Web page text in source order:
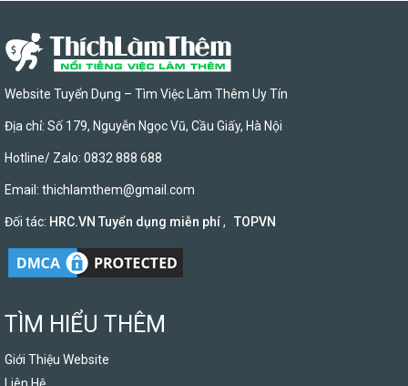
Website Tuyển Dụng – Tìm Việc Làm Thêm Uy Tín
Địa chỉ: Số 179, Nguyễn Ngọc Vũ, Cầu Giấy, Hà Nội
Hotline/ Zalo: 0832 888 688
Email: thichlamthem@gmail.com
Đối tác: HRC.VN Tuyển dụng miễn phí, TOPVN
TÌM HIỂU THÊM
Giới Thiệu Website
Liên Hệ